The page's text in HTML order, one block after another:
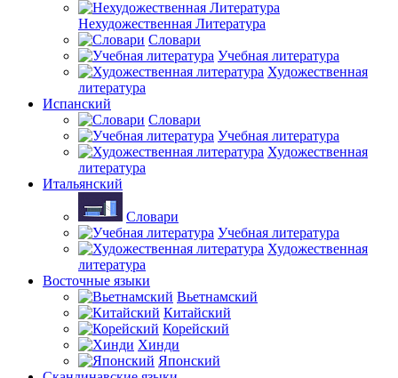
Нехудожественная Литература
Словари
Учебная литература
Художественная
литература
Испанский
Словари
Учебная литература
Художественная
литература
Итальянский
Словари
Учебная литература
Художественная
литература
Восточные языки
Вьетнамский
Китайский
Корейский
Хинди
Японский